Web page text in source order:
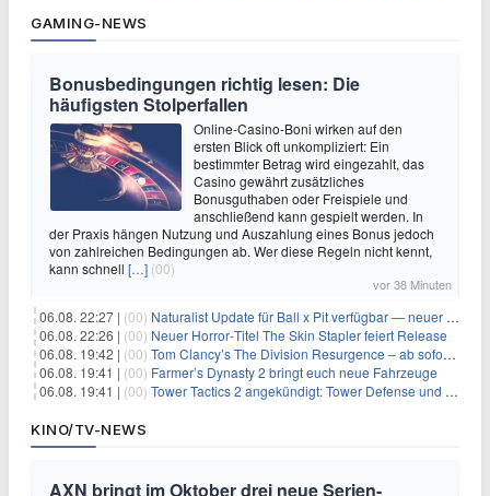
GAMING-NEWS
Bonusbedingungen richtig lesen: Die
häufigsten Stolperfallen
Online-Casino-Boni wirken auf den
ersten Blick oft unkompliziert: Ein
bestimmter Betrag wird eingezahlt, das
Casino gewährt zusätzliches
Bonusguthaben oder Freispiele und
anschließend kann gespielt werden. In
der Praxis hängen Nutzung und Auszahlung eines Bonus jedoch
von zahlreichen Bedingungen ab. Wer diese Regeln nicht kennt,
kann schnell […] (00)
vor 38 Minuten
06.08. 22:27 | (00) Naturalist Update für Ball x Pit verfügbar — neuer Content auf allen Plattformen
06.08. 22:26 | (00) Neuer Horror‑Titel The Skin Stapler feiert Release
06.08. 19:42 | (00) Tom Clancy’s The Division Resurgence – ab sofort für euch verfügbar
06.08. 19:41 | (00) Farmer’s Dynasty 2 bringt euch neue Fahrzeuge
06.08. 19:41 | (00) Tower Tactics 2 angekündigt: Tower Defense und Deckbuilding Kombo kehrt zurück
KINO/TV-NEWS
AXN bringt im Oktober drei neue Serien-